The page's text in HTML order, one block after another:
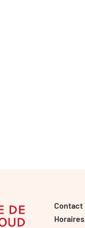
Contact
Horaires